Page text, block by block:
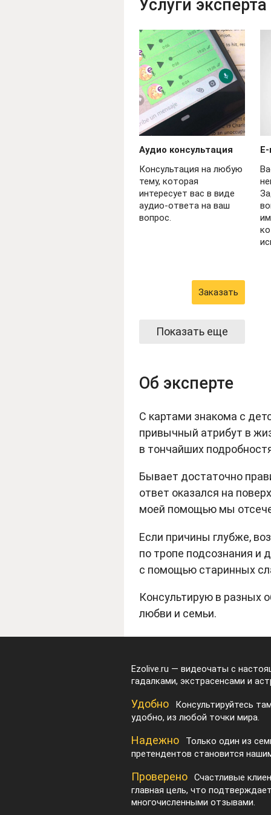
Услуги эксперта
Аудио консультация
Консультация на любую
тему, которая
интересует вас в виде
аудио-ответа на ваш
вопрос.
Заказать
Показать еще
Об эксперте
С картами знакома с
привычный атрибут в
в тончайших
Бывает достаточно
ответ оказался на
моей помощью мы
Если причины глубже,
по тропе подсознания и
с помощью старинных
Консультирую в разных
любви и семьи.
Ezolive.ru — видеочаты с
гадалками, экстрасенсами и
Удобно
Консультируйтесь
удобно, из любой точки мира.
Надежно
Только один из
претендентов становится
Проверено
Счастливые
главная цель, что
многочисленными отзывами.